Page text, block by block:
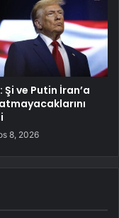
Şi ve Putin İran’a
8, 2026